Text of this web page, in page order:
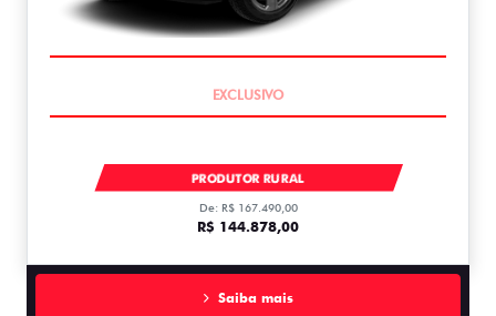
PRODUTOR RURAL
De: R$ 167.490,00
R$ 144.878,00
Saiba mais